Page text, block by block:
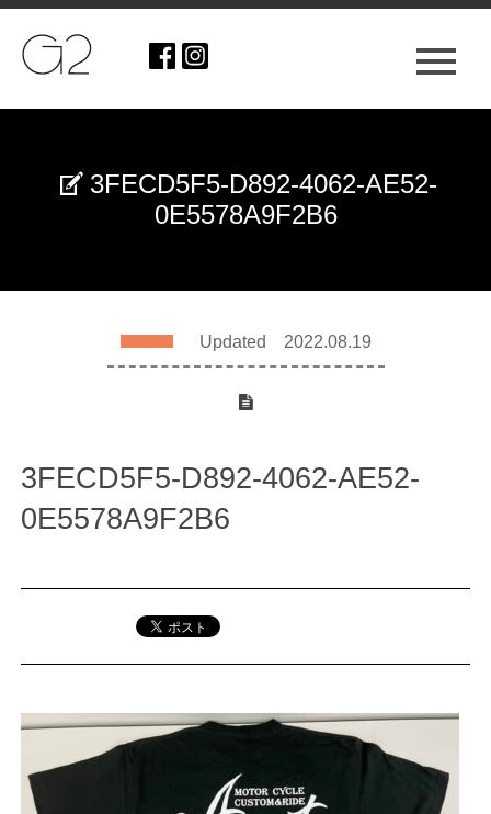
3FECD5F5-D892-4062-AE52-
0E5578A9F2B6
Updated 2022.08.19
3FECD5F5-D892-4062-AE52-
0E5578A9F2B6